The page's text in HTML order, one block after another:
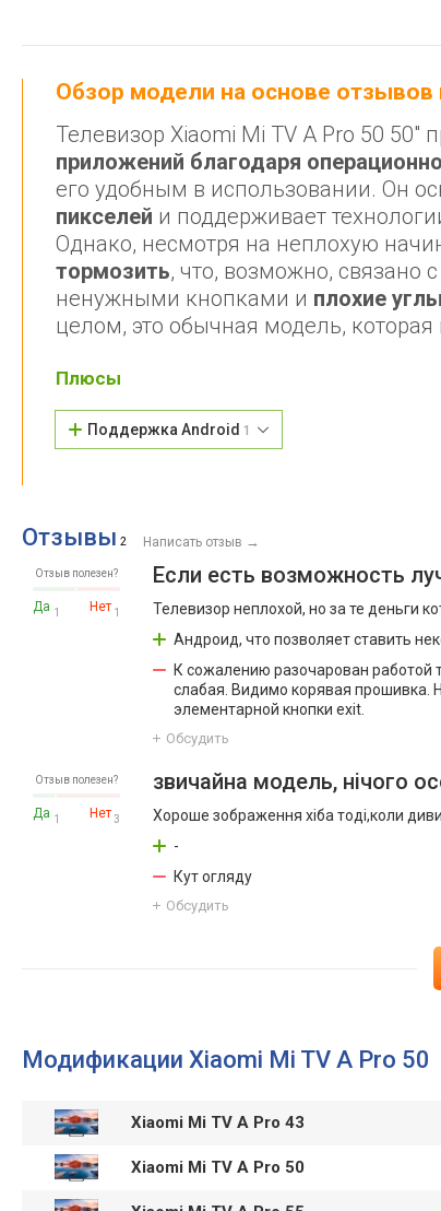
Обзор модели на основе отзывов
Телевизор Xiaomi Mi TV A Pro 50 50"
приложений благодаря
его удобным в использовании. Он
пикселей и поддерживает
Однако, несмотря на неплохую
тормозить, что, возможно, связано
ненужными кнопками и плохие
целом, это обычная модель,
Плюсы
Поддержка Android 1
Отзывы 2 Написать отзыв →
Отзыв полезен?
Да 1 Нет 1
Если есть возможность
Телевизор неплохой, но за те деньги
Андроид, что позволяет ставить
К сожалению разочарован работой
слабая. Видимо корявая прошивка.
элементарной кнопки exit.
Обсудить
Отзыв полезен?
Да 1 Нет 3
звичайна модель, нічого
Хороше зображення хіба тоді,коли
-
Кут огляду
Обсудить
Модификации Xiaomi Mi TV A Pro 50
Xiaomi Mi TV A Pro 43
Xiaomi Mi TV A Pro 50